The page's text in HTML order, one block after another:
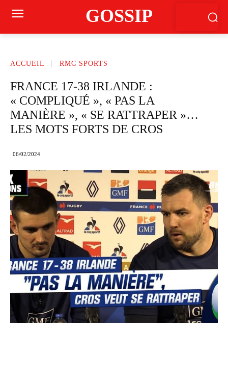
GOSSIP
ACCUEIL RMC SPORTS
FRANCE 17-38 IRLANDE :
« COMPLIQUÉ », « PAS LA
MANIÈRE », « SE RATTRAPER »…
LES MOTS FORTS DE CROS
06/02/2024